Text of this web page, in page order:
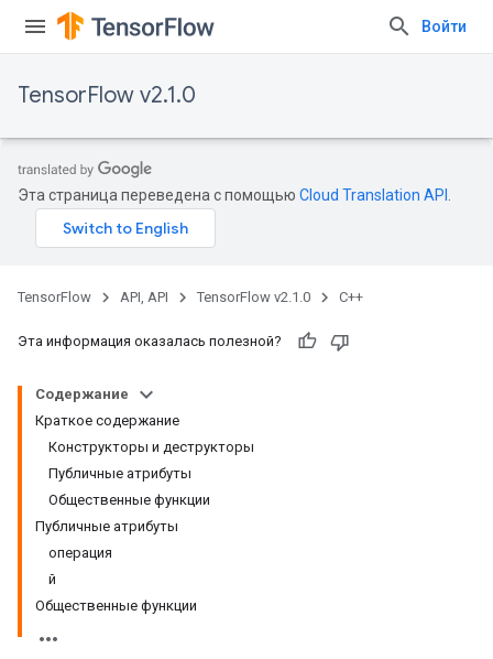
Войти
TensorFlow v2.1.0
Эта страница переведена с помощью Cloud Translation API
TensorFlow API, API TensorFlow v2.1.0 C++
Эта информация оказалась полезной?
Содержание
Краткое содержание
Конструкторы и деструкторы
Публичные атрибуты
Общественные функции
Публичные атрибуты
операция
й
Общественные функции